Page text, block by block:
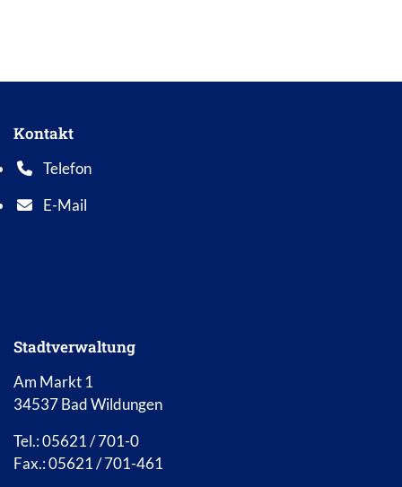
Kontakt
Telefon
Telefonnummer: 0 5 6 2 1 7 0 1 0
E-Mail
E-Mail Adresse: info@bad-wildungen.de
Stadtverwaltung
Am Markt 1
34537 Bad Wildungen
Tel.: 05621 / 701-0
Fax.: 05621 / 701-461